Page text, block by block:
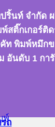
ริ้นท์ จำกัด
สติ๊กเกอร์ติ
คัท พิมพ์หมึก
ม อันดับ 1 ก
ถ